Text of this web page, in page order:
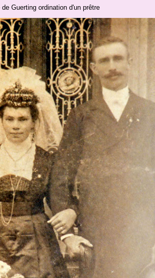
de Guerting ordination d'un prêtre